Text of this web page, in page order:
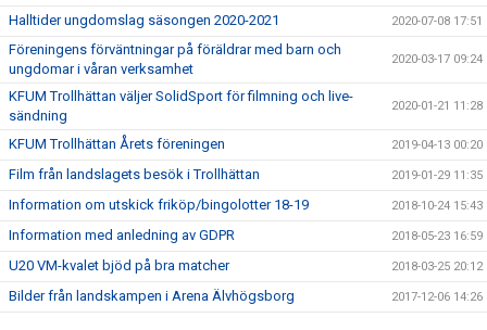
Halltider ungdomslag säsongen 2020-2021 2020-07-08 17:51
Föreningens förväntningar på föräldrar med barn och
ungdomar i våran verksamhet
2020-03-17 09:24
KFUM Trollhättan väljer SolidSport för filmning och live-
sändning
2020-01-21 11:28
KFUM Trollhättan Årets föreningen 2019-04-13 00:20
Film från landslagets besök i Trollhättan 2019-01-29 11:35
Information om utskick friköp/bingolotter 18-19 2018-10-24 15:43
Information med anledning av GDPR 2018-05-23 16:59
U20 VM-kvalet bjöd på bra matcher 2018-03-25 20:12
Bilder från landskampen i Arena Älvhögsborg 2017-12-06 14:26